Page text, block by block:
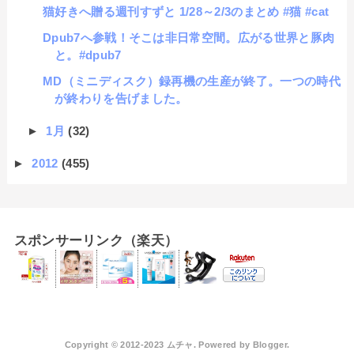
猫好きへ贈る週刊すずと 1/28～2/3のまとめ #猫 #cat
Dpub7へ参戦！そこは非日常空間。広がる世界と豚肉
と。#dpub7
MD（ミニディスク）録再機の生産が終了。一つの時代
が終わりを告げました。
► 1月(32)
►2012(455)
スポンサーリンク（楽天）
Copyright © 2012-2023 ムチャ. Powered by Blogger.